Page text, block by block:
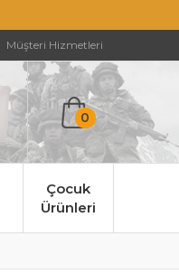
Müşteri Hizmetleri
0
Çocuk
Ürünleri